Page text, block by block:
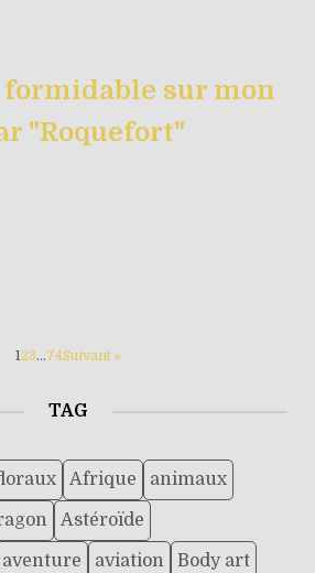
sur mon
"Roquefort"
123…74Suivant »
TAG
Afrique animaux
Astéroïde
aventure aviation Body art